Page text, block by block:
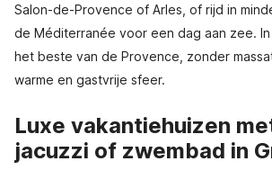
Salon-de-Provence of Arles, of rijd in
de Méditerranée voor een dag aan zee.
het beste van de Provence, zonder
warme en gastvrije sfeer.
Luxe vakantiehuizen
jacuzzi of zwembad in